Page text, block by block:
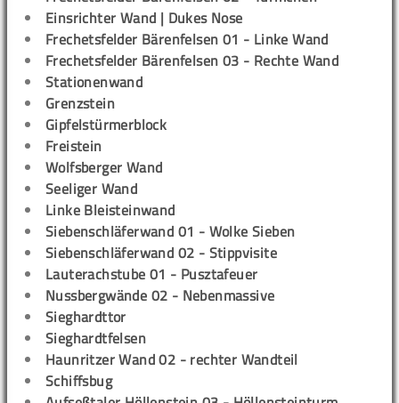
Einsrichter Wand | Dukes Nose
Frechetsfelder Bärenfelsen 01 - Linke Wand
Frechetsfelder Bärenfelsen 03 - Rechte Wand
Stationenwand
Grenzstein
Gipfelstürmerblock
Freistein
Wolfsberger Wand
Seeliger Wand
Linke Bleisteinwand
Siebenschläferwand 01 - Wolke Sieben
Siebenschläferwand 02 - Stippvisite
Lauterachstube 01 - Pusztafeuer
Nussbergwände 02 - Nebenmassive
Sieghardttor
Sieghardtfelsen
Haunritzer Wand 02 - rechter Wandteil
Schiffsbug